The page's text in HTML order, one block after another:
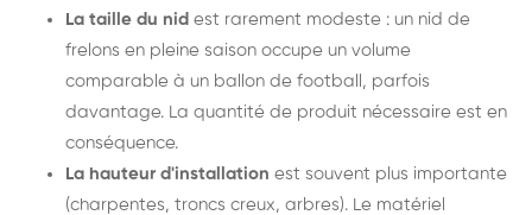
La taille du nid est rarement modeste : un nid de
frelons en pleine saison occupe un volume
comparable à un ballon de football, parfois
davantage. La quantité de produit nécessaire est en
conséquence.
La hauteur d'installation est souvent plus importante
(charpentes, troncs creux, arbres). Le matériel